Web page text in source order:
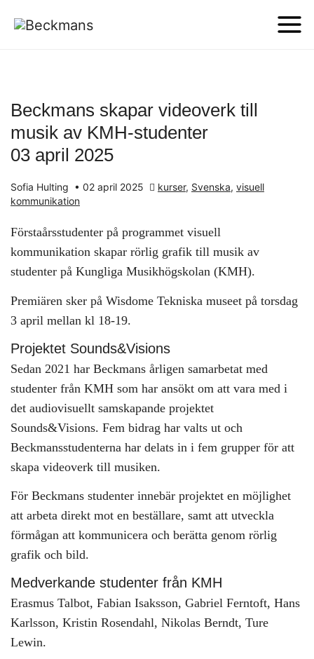
Beckmans skapar videoverk till
musik av KMH-studenter
03 april 2025
Sofia Hulting • 02 april 2025 kurser, Svenska, visuell
kommunikation
Förstaårsstudenter på programmet visuell
kommunikation skapar rörlig grafik till musik av
studenter på Kungliga Musikhögskolan (KMH).
Premiären sker på Wisdome Tekniska museet på torsdag
3 april mellan kl 18-19.
Projektet Sounds&Visions
Sedan 2021 har Beckmans årligen samarbetat med
studenter från KMH som har ansökt om att vara med i
det audiovisuellt samskapande projektet
Sounds&Visions. Fem bidrag har valts ut och
Beckmansstudenterna har delats in i fem grupper för att
skapa videoverk till musiken.
För Beckmans studenter innebär projektet en möjlighet
att arbeta direkt mot en beställare, samt att utveckla
förmågan att kommunicera och berätta genom rörlig
grafik och bild.
Medverkande studenter från KMH
Erasmus Talbot, Fabian Isaksson, Gabriel Ferntoft, Hans
Karlsson, Kristin Rosendahl, Nikolas Berndt, Ture
Lewin.